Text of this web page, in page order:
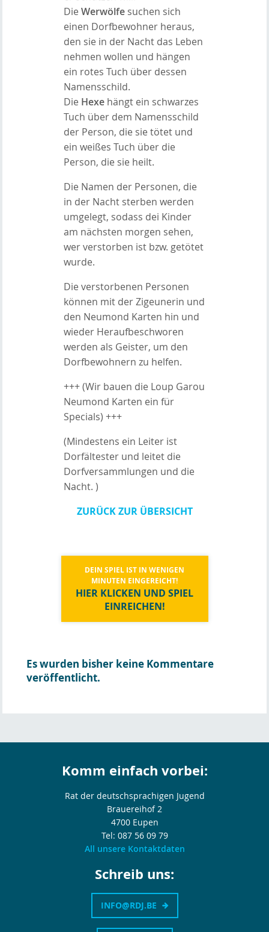
Die Werwölfesuchen sich
einen Dorfbewohner heraus,
den sie in der Nacht das Leben
nehmen wollen und hängen
ein rotes Tuch über dessen
Namensschild.
Die Hexehängt ein schwarzes
Tuch über dem Namensschild
der Person, die sie tötet und
ein weißes Tuch über die
Person, die sie heilt.
Die Namen der Personen, die
in der Nacht sterben werden
umgelegt, sodass dei Kinder
am nächsten morgen sehen,
wer verstorben ist bzw. getötet
wurde.
Die verstorbenen Personen
können mit der Zigeunerin und
den Neumond Karten hin und
wieder Heraufbeschworen
werden als Geister, um den
Dorfbewohnern zu helfen.
+++ (Wir bauen die Loup Garou
Neumond Karten ein für
Specials) +++
(Mindestens ein Leiter ist
Dorfältester und leitet die
Dorfversammlungen und die
Nacht. )
ZURÜCK ZUR ÜBERSICHT
DEIN SPIEL IST IN WENIGEN
MINUTEN EINGEREICHT!
HIER KLICKEN UND SPIEL
EINREICHEN!
Es wurden bisher keine Kommentare
veröffentlicht.
Komm einfach vorbei:
Rat der deutschsprachigen Jugend
Brauereihof 2
4700 Eupen
Tel: 087 56 09 79
All unsere Kontaktdaten
Schreib uns:
INFO@RDJ.BE